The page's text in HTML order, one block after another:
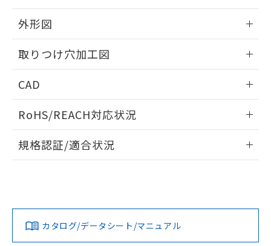
外形図
取りつけ穴加工図
CAD
ドすることができます。
ログイン/会員登録
ダウンロードデータをご利用いただく前に、以下を必ずお読
みください。
ソフトウェアの使用条件
RoHS/REACH対応状況
EU RoHS 注意事項・凡例
対応済み
規格認証/適合状況
LR型式承認
DNV型式承認
BV型式承認
KR型式
カタログ/データシート/マニュアル
および当社の共同利用者が、当社の製
※当社の共同利用者とは、
の共同利用に関して"
の「1.共同利
とができます。
EU RoHS指令（10物質）の非含有証明書
ものではありません。
また、RoHS指令のフタル酸エステル類４
物質の対応では、対応完了までの期間は出
荷製品に未対応品が混在することから備考
欄に対応日を記載しておりました。